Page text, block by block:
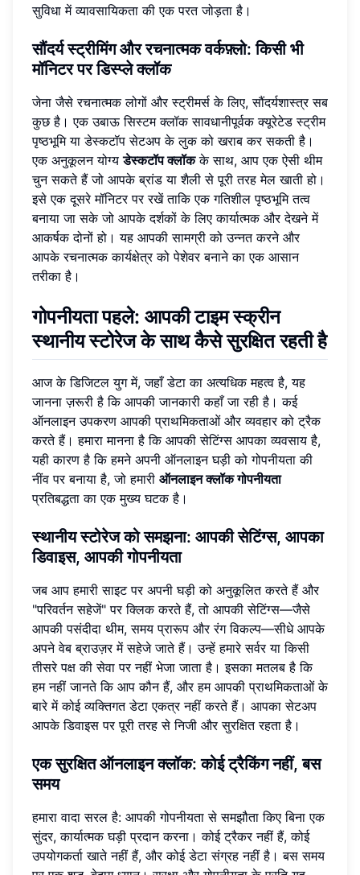
सुविधा में व्यावसायिकता की एक परत जोड़ता है।
सौंदर्य स्ट्रीमिंग और रचनात्मक वर्कफ़्लो: किसी भी
मॉनिटर पर डिस्प्ले क्लॉक
जेना जैसे रचनात्मक लोगों और स्ट्रीमर्स के लिए, सौंदर्यशास्त्र सब
कुछ है। एक उबाऊ सिस्टम क्लॉक सावधानीपूर्वक क्यूरेटेड स्ट्रीम
पृष्ठभूमि या डेस्कटॉप सेटअप के लुक को खराब कर सकती है।
एक अनुकूलन योग्यडेस्कटॉप क्लॉकके साथ, आप एक ऐसी थीम
चुन सकते हैं जो आपके ब्रांड या शैली से पूरी तरह मेल खाती हो।
इसे एक दूसरे मॉनिटर पर रखें ताकि एक गतिशील पृष्ठभूमि तत्व
बनाया जा सके जो आपके दर्शकों के लिए कार्यात्मक और देखने में
आकर्षक दोनों हो। यह आपकी सामग्री को उन्नत करने और
आपके रचनात्मक कार्यक्षेत्र को पेशेवर बनाने का एक आसान
तरीका है।
गोपनीयता पहले: आपकी टाइम स्क्रीन
स्थानीय स्टोरेज के साथ कैसे सुरक्षित रहती है
आज के डिजिटल युग में, जहाँ डेटा का अत्यधिक महत्व है, यह
जानना ज़रूरी है कि आपकी जानकारी कहाँ जा रही है। कई
ऑनलाइन उपकरण आपकी प्राथमिकताओं और व्यवहार को ट्रैक
करते हैं। हमारा मानना ​​है कि आपकी सेटिंग्स आपका व्यवसाय है,
यही कारण है कि हमने अपनी ऑनलाइन घड़ी को गोपनीयता की
नींव पर बनाया है, जो हमारी ऑनलाइन क्लॉक गोपनीयता
प्रतिबद्धता का एक मुख्य घटक है।
स्थानीय स्टोरेज को समझना: आपकी सेटिंग्स, आपका
डिवाइस, आपकी गोपनीयता
जब आप हमारी साइट पर अपनी घड़ी को अनुकूलित करते हैं और
"परिवर्तन सहेजें" पर क्लिक करते हैं, तो आपकी सेटिंग्स—जैसे
आपकी पसंदीदा थीम, समय प्रारूप और रंग विकल्प—सीधे आपके
अपने वेब ब्राउज़र में सहेजे जाते हैं। उन्हें हमारे सर्वर या किसी
तीसरे पक्ष की सेवा पर नहीं भेजा जाता है। इसका मतलब है कि
हम नहीं जानते कि आप कौन हैं, और हम आपकी प्राथमिकताओं के
बारे में कोई व्यक्तिगत डेटा एकत्र नहीं करते हैं। आपका सेटअप
आपके डिवाइस पर पूरी तरह से निजी और सुरक्षित रहता है।
एक सुरक्षित ऑनलाइन क्लॉक: कोई ट्रैकिंग नहीं, बस
समय
हमारा वादा सरल है: आपकी गोपनीयता से समझौता किए बिना एक
सुंदर, कार्यात्मक घड़ी प्रदान करना। कोई ट्रैकर नहीं हैं, कोई
उपयोगकर्ता खाते नहीं हैं, और कोई डेटा संग्रह नहीं है। बस समय